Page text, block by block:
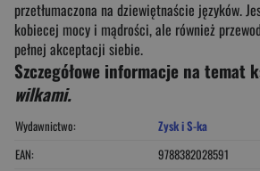
przetłumaczona na dziewiętnaście języków.
kobiecej mocy i mądrości, ale również
pełnej akceptacji siebie.
Szczegółowe informacje na temat
wilkami.
Wydawnictwo:
Zysk i S-ka
EAN:
9788382028591